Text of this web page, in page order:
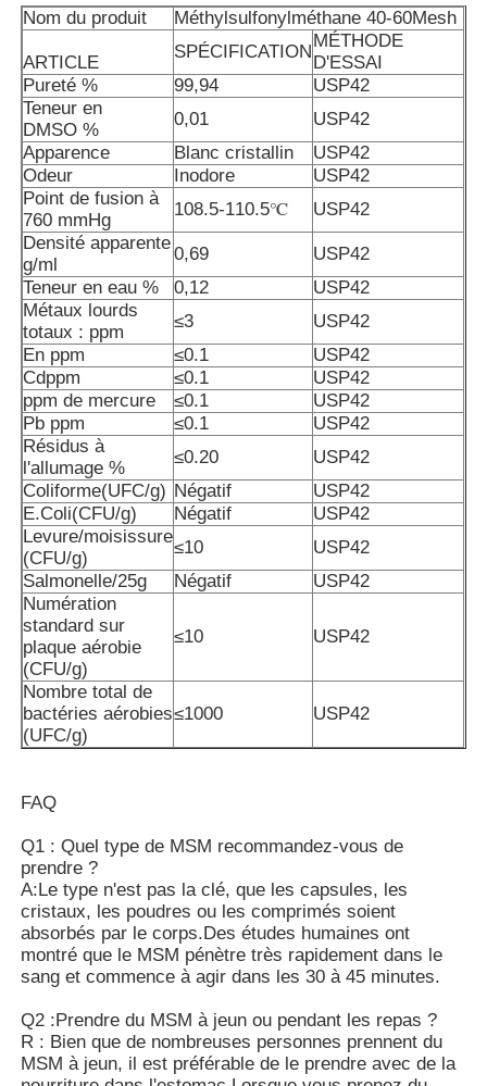
Produits
Vidéos
À propos de nous
Visite de l'usine
Contrôle de la qualité
Demandez un devis
Poudre de MSM
MSM Méthylsulfonylméthane
Sulfone diméthylique de MSM
MSM en gros
Sulfoxyde diméthylique de DMSO
Supplément de MSM
Chondroïtine de glucosamine de MSM
Supplément de joint de MSM pour des chevaux
Soufre organique de MSM
Nom du produit
Méthylsulfonylméthane 40-60Mesh
ARTICLE
SPÉCIFICATION
MÉTHODE
D'ESSAI
Pureté %
99,94
USP42
Teneur en
DMSO %
0,01
USP42
Apparence
Blanc cristallin
USP42
Odeur
Inodore
USP42
Point de fusion à
760 mmHg
108.5-110.5℃
USP42
Densité apparente
g/ml
0,69
USP42
Teneur en eau %
0,12
USP42
Métaux lourds
totaux : ppm
≤3
USP42
En ppm
≤0.1
USP42
Cdppm
≤0.1
USP42
ppm de mercure
≤0.1
USP42
Pb ppm
≤0.1
USP42
Résidus à
l'allumage %
≤0.20
USP42
Coliforme(UFC/g) Négatif
USP42
E.Coli(CFU/g)
Négatif
USP42
Levure/moisissure
(CFU/g)
≤10
USP42
Salmonelle/25g
Négatif
USP42
Numération
standard sur
plaque aérobie
(CFU/g)
≤10 USP42
Nombre total de
bactéries aérobies
(UFC/g)
≤1000 USP42
FAQ
Q1 : Quel type de MSM recommandez-vous de
prendre ?
A:Le type n'est pas la clé, que les capsules, les
cristaux, les poudres ou les comprimés soient
absorbés par le corps.Des études humaines ont
montré que le MSM pénètre très rapidement dans le
sang et commence à agir dans les 30 à 45 minutes.
Q2 :Prendre du MSM à jeun ou pendant les repas ?
R : Bien que de nombreuses personnes prennent du
MSM à jeun, il est préférable de le prendre avec de la